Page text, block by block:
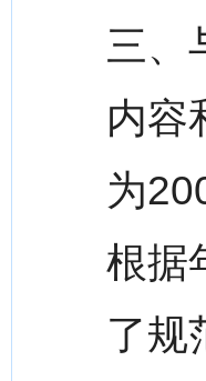
三、
内容
为
根据
了规